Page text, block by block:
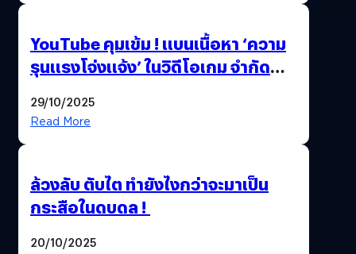
YouTube คุมเข้ม ! แบนเนื้อหา ‘ความ
รุนแรงโจ่งแจ้ง’ ในวิดีโอเกม จำกัด
29/10/2025
Read More
ล้วงลับ ตับไต ทำยังไงกว่าจะมาเป็น
กระสือในดบดล !
20/10/2025